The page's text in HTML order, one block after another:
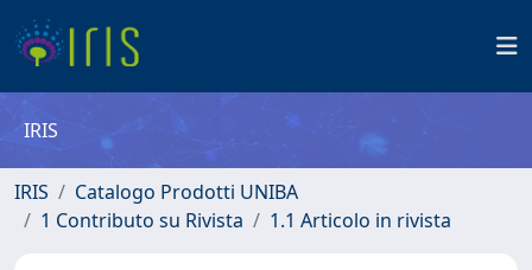
IRIS
IRIS
Catalogo Prodotti UNIBA
1 Contributo su Rivista
1.1 Articolo in rivista